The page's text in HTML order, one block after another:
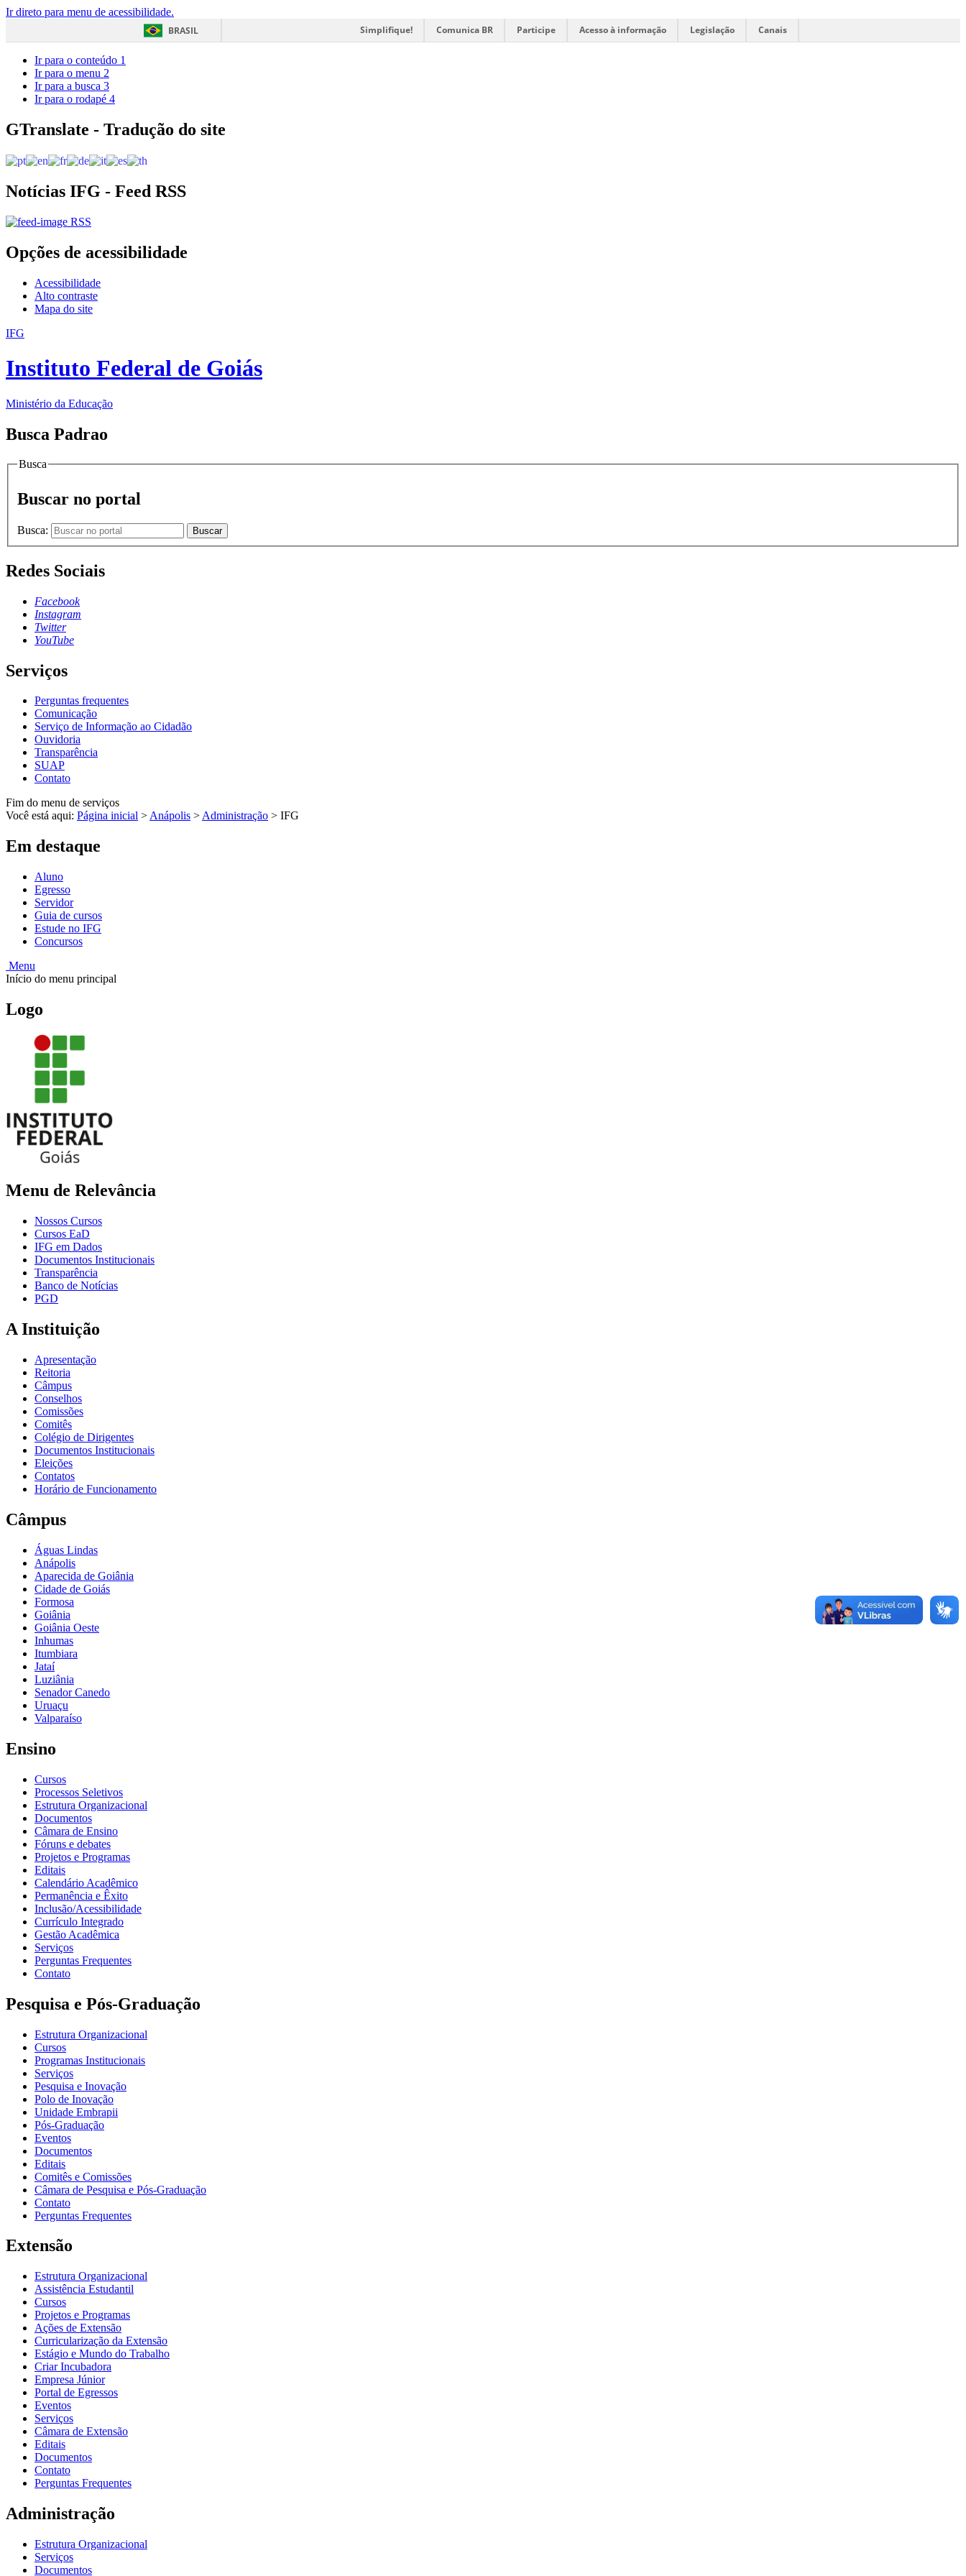
Ir direto para menu de acessibilidade.
BRASIL
Simplifique! Comunica BR Participe Acesso à informação Legislação Canais
Ir para o conteúdo 1
Ir para o menu 2
Ir para a busca 3
Ir para o rodapé 4
GTranslate - Tradução do site
Notícias IFG - Feed RSS
RSS
Opções de acessibilidade
Acessibilidade
Alto contraste
Mapa do site
IFG
Instituto Federal de Goiás
Ministério da Educação
Busca Padrao
Busca
Buscar no portal
Busca: Buscar
Redes Sociais
Facebook
Instagram
Twitter
YouTube
Serviços
Perguntas frequentes
Comunicação
Serviço de Informação ao Cidadão
Ouvidoria
Transparência
SUAP
Contato
Fim do menu de serviços
Você está aqui: Página inicial >Anápolis >Administração > IFG
Em destaque
Aluno
Egresso
Servidor
Guia de cursos
Estude no IFG
Concursos
Menu
Início do menu principal
Logo
Menu de Relevância
Nossos Cursos
Cursos EaD
IFG em Dados
Documentos Institucionais
Transparência
Banco de Notícias
PGD
A Instituição
Apresentação
Reitoria
Câmpus
Conselhos
Comissões
Comitês
Colégio de Dirigentes
Documentos Institucionais
Eleições
Contatos
Horário de Funcionamento
Câmpus
Águas Lindas
Anápolis
Aparecida de Goiânia
Cidade de Goiás
Formosa
Goiânia
Goiânia Oeste
Inhumas
Itumbiara
Jataí
Luziânia
Senador Canedo
Uruaçu
Valparaíso
Ensino
Cursos
Processos Seletivos
Estrutura Organizacional
Documentos
Câmara de Ensino
Fóruns e debates
Projetos e Programas
Editais
Calendário Acadêmico
Permanência e Êxito
Inclusão/Acessibilidade
Currículo Integrado
Gestão Acadêmica
Serviços
Perguntas Frequentes
Contato
Pesquisa e Pós-Graduação
Estrutura Organizacional
Cursos
Programas Institucionais
Serviços
Pesquisa e Inovação
Polo de Inovação
Unidade Embrapii
Pós-Graduação
Eventos
Documentos
Editais
Comitês e Comissões
Câmara de Pesquisa e Pós-Graduação
Contato
Perguntas Frequentes
Extensão
Estrutura Organizacional
Assistência Estudantil
Cursos
Projetos e Programas
Ações de Extensão
Curricularização da Extensão
Estágio e Mundo do Trabalho
Criar Incubadora
Empresa Júnior
Portal de Egressos
Eventos
Serviços
Câmara de Extensão
Editais
Documentos
Contato
Perguntas Frequentes
Administração
Estrutura Organizacional
Serviços
Documentos